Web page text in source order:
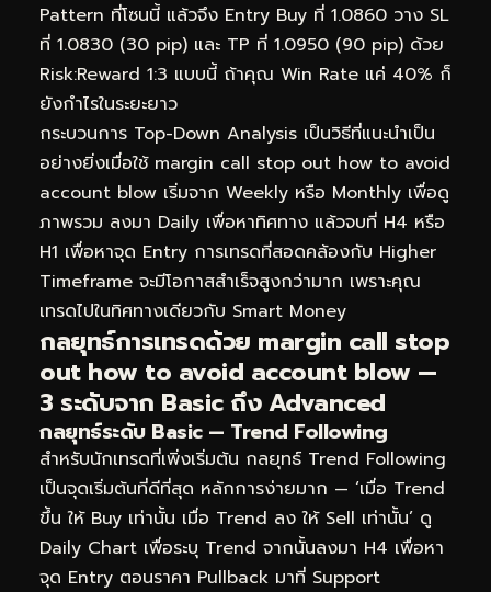
Pattern ที่โซนนี้ แล้วจึง Entry Buy ที่ 1.0860 วาง SL
ที่ 1.0830 (30 pip) และ TP ที่ 1.0950 (90 pip) ด้วย
Risk:Reward 1:3 แบบนี้ ถ้าคุณ Win Rate แค่ 40% ก็
ยังกำไรในระยะยาว
กระบวนการ Top-Down Analysis เป็นวิธีที่แนะนำเป็น
อย่างยิ่งเมื่อใช้ margin call stop out how to avoid
account blow เริ่มจาก Weekly หรือ Monthly เพื่อดู
ภาพรวม ลงมา Daily เพื่อหาทิศทาง แล้วจบที่ H4 หรือ
H1 เพื่อหาจุด Entry การเทรดที่สอดคล้องกับ Higher
Timeframe จะมีโอกาสสำเร็จสูงกว่ามาก เพราะคุณ
เทรดไปในทิศทางเดียวกับ Smart Money
กลยุทธ์การเทรดด้วย margin call stop
out how to avoid account blow —
3 ระดับจาก Basic ถึง Advanced
กลยุทธ์ระดับ Basic — Trend Following
สำหรับนักเทรดที่เพิ่งเริ่มต้น กลยุทธ์ Trend Following
เป็นจุดเริ่มต้นที่ดีที่สุด หลักการง่ายมาก — ‘เมื่อ Trend
ขึ้น ให้ Buy เท่านั้น เมื่อ Trend ลง ให้ Sell เท่านั้น’ ดู
Daily Chart เพื่อระบุ Trend จากนั้นลงมา H4 เพื่อหา
จุด Entry ตอนราคา Pullback มาที่ Support